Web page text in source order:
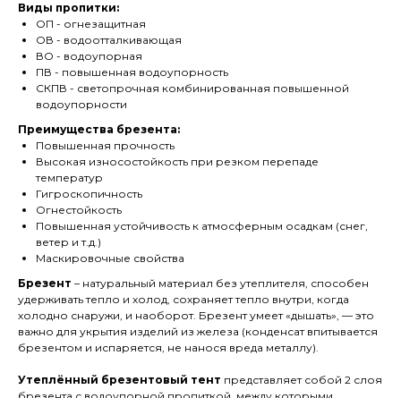
Виды пропитки:
ОП - огнезащитная
ОВ - водоотталкивающая
ВО - водоупорная
ПВ - повышенная водоупорность
СКПВ - светопрочная комбинированная повышенной
водоупорности
Преимущества брезента:
Повышенная прочность
Высокая износостойкость при резком перепаде
температур
Гигроскопичность
Огнестойкость
Повышенная устойчивость к атмосферным осадкам (снег,
ветер и т.д.)
Маскировочные свойства
Брезент – натуральный материал без утеплителя, способен
удерживать тепло и холод, сохраняет тепло внутри, когда
холодно снаружи, и наоборот. Брезент умеет «дышать», — это
важно для укрытия изделий из железа (конденсат впитывается
брезентом и испаряется, не нанося вреда металлу).
Утеплённый брезентовый тент представляет собой 2 слоя